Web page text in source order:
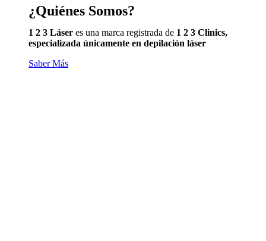
¿Quiénes Somos?
1 2 3 Láser es una marca registrada de 1 2 3 Clinics,
especializada únicamente en depilación láser
Saber Más